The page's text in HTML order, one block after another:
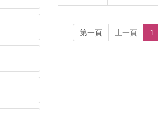
第一頁 上一頁 1